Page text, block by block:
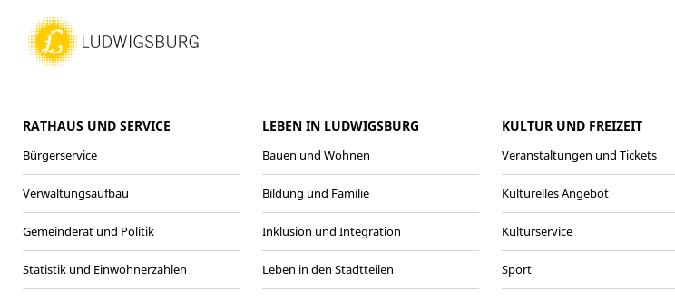
RATHAUS UND SERVICE
Bürgerservice
Verwaltungsaufbau
Gemeinderat und Politik
Statistik und Einwohnerzahlen
LEBEN IN LUDWIGSBURG
Bauen und Wohnen
Bildung und Familie
Inklusion und Integration
Leben in den Stadtteilen
KULTUR UND FREIZEIT
Veranstaltungen und Tickets
Kulturelles Angebot
Kulturservice
Sport